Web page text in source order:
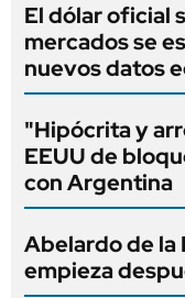
El dólar oficial
mercados se
nuevos datos
"Hipócrita y
EEUU de
con Argentina
Abelardo de la
empieza